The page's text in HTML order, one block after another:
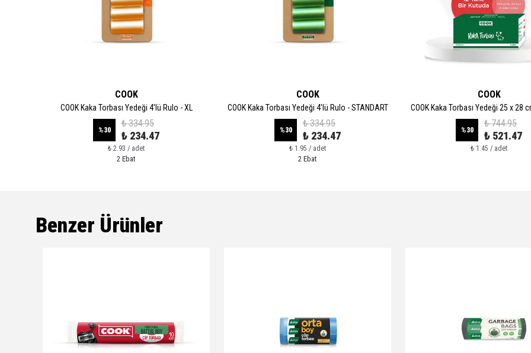
COOK
COOK Kaka Torbası Yedeği 4'lü Rulo - XL
%30
₺ 334.95
₺ 234.47
₺ 2.93 / adet
2 Ebat
COOK
COOK Kaka Torbası Yedeği 4'lü Rulo - STANDART
%30
₺ 334.95
₺ 234.47
₺ 1.95 / adet
2 Ebat
COOK
COOK Kaka Torbası Yedeği 25 x 28
%30
₺ 744.95
₺ 521.47
₺ 1.45 / adet
Benzer Ürünler